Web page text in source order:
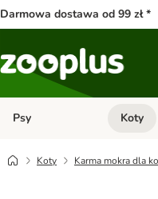
Darmowa dostawa od 99 zł *
Psy Otwórz
Koty
Koty Karma mokra dla